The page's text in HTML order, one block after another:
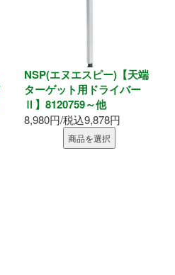
NSP(エヌエスピー)【天端
ターゲット用ドライバー
Ⅱ】8120759～他
8,980円/税込9,878円
商品を選択